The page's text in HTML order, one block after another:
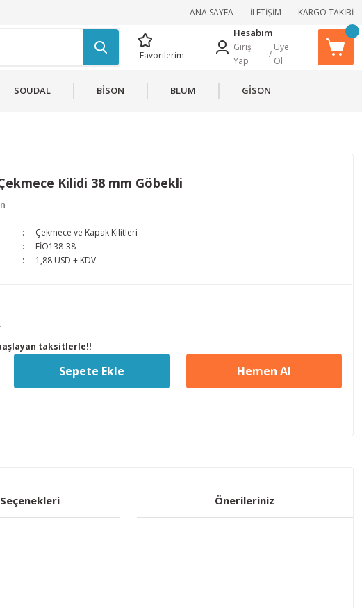
ANA SAYFA İLETİŞİM KARGO TAKİBİ
Favorilerim
Hesabım
Giriş
Yap
/
Üye
Ol
SOUDAL BİSON BLUM GİSON
Kilidi 38 mm Göbekli
Çekmece ve Kapak Kilitleri
FİO138-38
1,88 USD + KDV
taksitlerle!!
Sepete Ekle Hemen Al
Önerileriniz